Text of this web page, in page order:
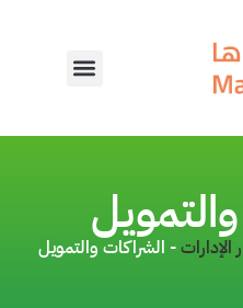
الإدارات- الشراكات والتمويل